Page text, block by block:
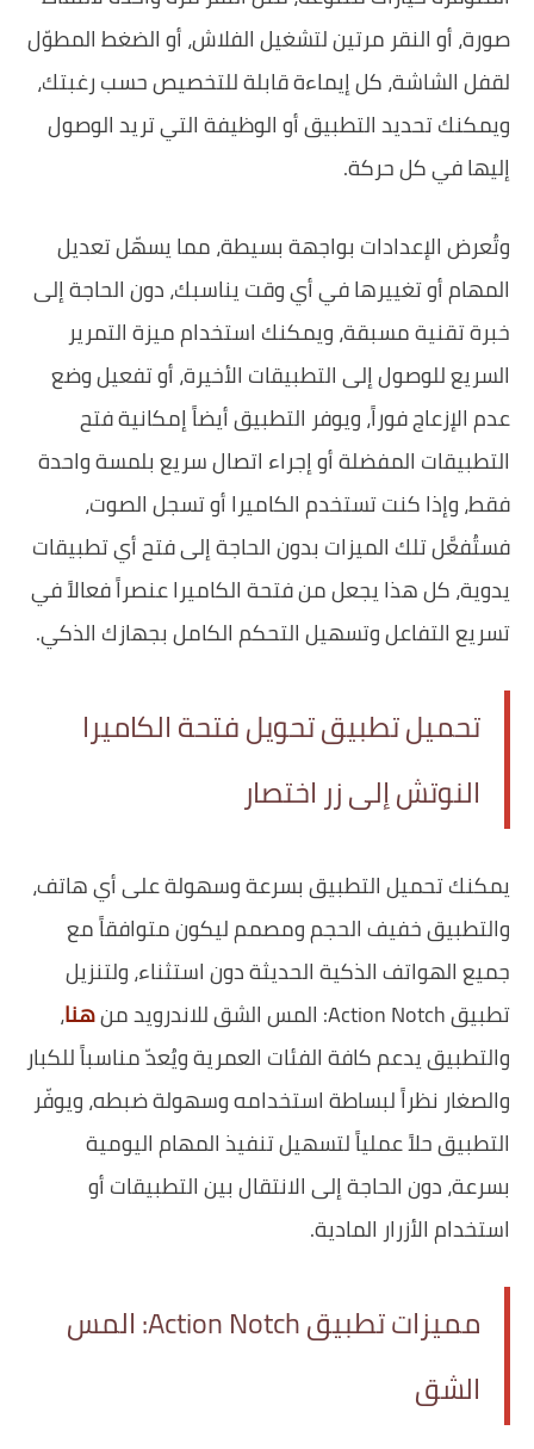
صورة، أو النقر مرتين لتشغيل الفلاش، أو الضغط المطوّل
لقفل الشاشة، كل إيماءة قابلة للتخصيص حسب رغبتك،
ويمكنك تحديد التطبيق أو الوظيفة التي تريد الوصول
إليها في كل حركة.
وتُعرض الإعدادات بواجهة بسيطة، مما يسهّل تعديل
المهام أو تغييرها في أي وقت يناسبك، دون الحاجة إلى
خبرة تقنية مسبقة، ويمكنك استخدام ميزة التمرير
السريع للوصول إلى التطبيقات الأخيرة، أو تفعيل وضع
عدم الإزعاج فوراً، ويوفر التطبيق أيضاً إمكانية فتح
التطبيقات المفضلة أو إجراء اتصال سريع بلمسة واحدة
فقط، وإذا كنت تستخدم الكاميرا أو تسجل الصوت،
فستُفعَّل تلك الميزات بدون الحاجة إلى فتح أي تطبيقات
يدوية، كل هذا يجعل من فتحة الكاميرا عنصراً فعالاً في
تسريع التفاعل وتسهيل التحكم الكامل بجهازك الذكي.
تحميل تطبيق تحويل فتحة الكاميرا
النوتش إلى زر اختصار
يمكنك تحميل التطبيق بسرعة وسهولة على أي هاتف،
والتطبيق خفيف الحجم ومصمم ليكون متوافقاً مع
جميع الهواتف الذكية الحديثة دون استثناء، ولتنزيل
تطبيق Action Notch: المس الشق للاندرويد من
هنا،
والتطبيق يدعم كافة الفئات العمرية ويُعدّ مناسباً للكبار
والصغار نظراً لبساطة استخدامه وسهولة ضبطه، ويوفّر
التطبيق حلاً عملياً لتسهيل تنفيذ المهام اليومية
بسرعة، دون الحاجة إلى الانتقال بين التطبيقات أو
استخدام الأزرار المادية.
مميزات تطبيق Action Notch: المس
الشق